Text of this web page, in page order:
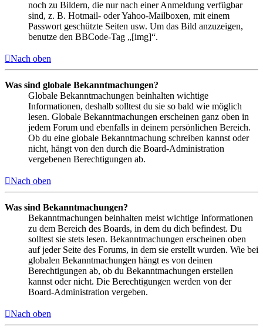
noch zu Bildern, die nur nach einer Anmeldung verfügbar
sind, z. B. Hotmail- oder Yahoo-Mailboxen, mit einem
Passwort geschützte Seiten usw. Um das Bild anzuzeigen,
benutze den BBCode-Tag „[img]“.
Nach oben
Was sind globale Bekanntmachungen?
Globale Bekanntmachungen beinhalten wichtige
Informationen, deshalb solltest du sie so bald wie möglich
lesen. Globale Bekanntmachungen erscheinen ganz oben in
jedem Forum und ebenfalls in deinem persönlichen Bereich.
Ob du eine globale Bekanntmachung schreiben kannst oder
nicht, hängt von den durch die Board-Administration
vergebenen Berechtigungen ab.
Nach oben
Was sind Bekanntmachungen?
Bekanntmachungen beinhalten meist wichtige Informationen
zu dem Bereich des Boards, in dem du dich befindest. Du
solltest sie stets lesen. Bekanntmachungen erscheinen oben
auf jeder Seite des Forums, in dem sie erstellt wurden. Wie bei
globalen Bekanntmachungen hängt es von deinen
Berechtigungen ab, ob du Bekanntmachungen erstellen
kannst oder nicht. Die Berechtigungen werden von der
Board-Administration vergeben.
Nach oben